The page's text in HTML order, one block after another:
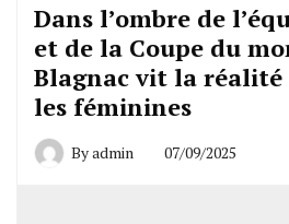
Dans l’ombre de
et de la Coupe du
Blagnac vit la réalité
les féminines
Byadmin 07/09/2025